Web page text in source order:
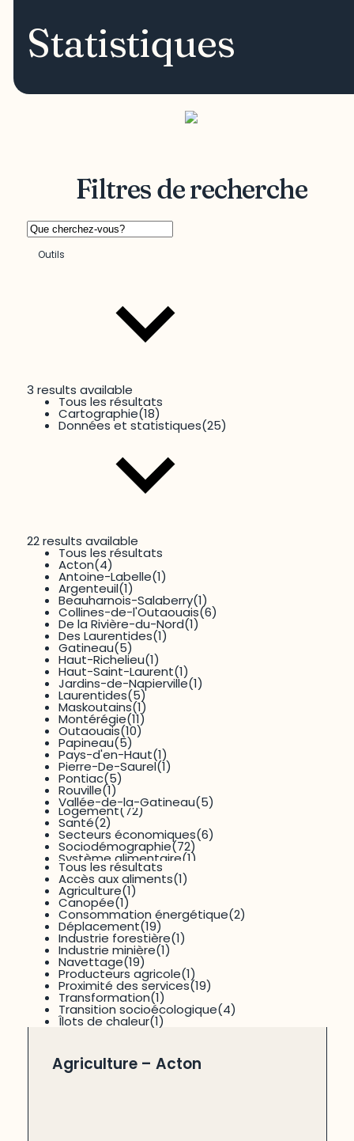
Statistiques
Filtres de recherche
Outils
3 results available
Territoire
22 results available
Thématique
Environnement(26)
13 results available
Dimension
14 results available
RECHERCHER
26résultats
Données et statistiques
Agriculture – Acton
Tous les résultats
Aménagement du territoire
Culture(2)
Dynamiques transfrontalières
Économie(5)
Éducation(19)
Enjeux sociaux
Environnement(26)
Logement(72)
Santé(2)
Secteurs économiques(6)
Sociodémographie(72)
Système alimentaire(1)
Tous les résultats
Cartographie(18)
Données et statistiques(25)
Tous les résultats
Acton(4)
Antoine-Labelle(1)
Argenteuil(1)
Beauharnois-Salaberry(1)
Collines-de-l'Outaouais(6)
De la Rivière-du-Nord(1)
Des Laurentides(1)
Gatineau(5)
Haut-Richelieu(1)
Haut-Saint-Laurent(1)
Jardins-de-Napierville(1)
Laurentides(5)
Maskoutains(1)
Montérégie(11)
Outaouais(10)
Papineau(5)
Pays-d'en-Haut(1)
Pierre-De-Saurel(1)
Pontiac(5)
Rouville(1)
Vallée-de-la-Gatineau(5)
Tous les résultats
Accès aux aliments(1)
Agriculture(1)
Canopée(1)
Consommation énergétique(2)
Déplacement(19)
Industrie forestière(1)
Industrie minière(1)
Navettage(19)
Producteurs agricole(1)
Proximité des services(19)
Transformation(1)
Transition socioécologique(4)
Îlots de chaleur(1)